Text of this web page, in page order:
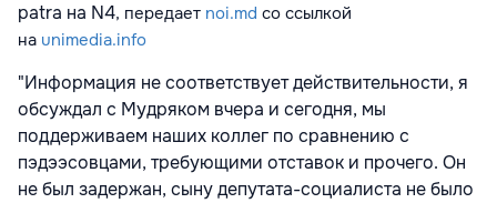
patra на N4, передает noi.md со ссылкой
на unimedia.info
"Информация не соответствует действительности, я
обсуждал с Мудряком вчера и сегодня, мы
поддерживаем наших коллег по сравнению с
пэдээсовцами, требующими отставок и прочего. Он
не был задержан, сыну депутата-социалиста не было